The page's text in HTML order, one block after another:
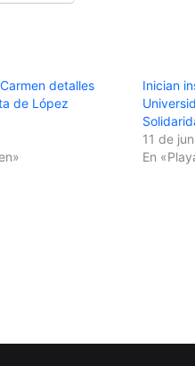
detalles
de López
Inician
11 de
En